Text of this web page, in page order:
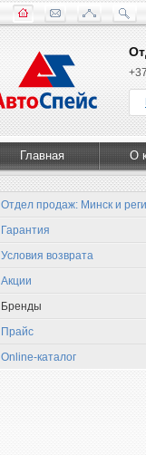
Главная О
Отдел продаж: Минск и
Гарантия
Условия возврата
Акции
Бренды
Прайс
Online-каталог